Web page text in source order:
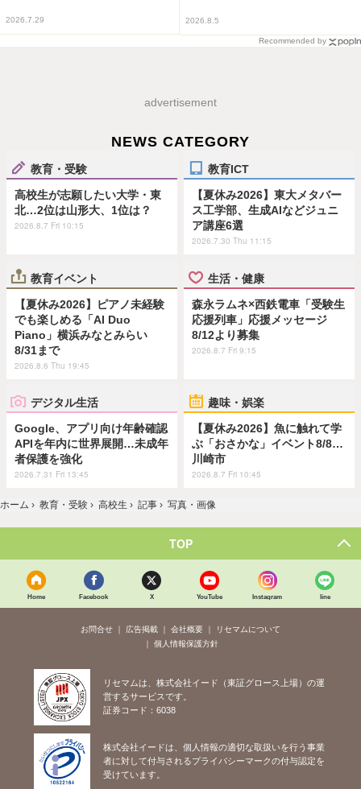
2026.7.29 2026.8.5
Recommended by
advertisement
NEWS CATEGORY
教育・受験
高校生が志願したい大学・東
北…2位は山形大、1位は？
2026.8.7 Fri 10:15
教育ICT
【夏休み2026】東大メタバー
ス工学部、生成AIなどジュニ
ア講座6選
2026.7.30 Thu 11:15
教育イベント
【夏休み2026】ピアノ未経験
でも楽しめる「AI Duo
Piano」横浜みなとみらい
8/31まで
2026.8.6 Thu 19:45
生活・健康
森永ラムネ×西鉄電車「受験生
応援列車」応援メッセージ
8/12より募集
2026.8.7 Fri 9:15
デジタル生活
Google、アプリ向け年齢確認
APIを年内に世界展開…未成年
者保護を強化
2026.7.31 Fri 13:45
趣味・娯楽
【夏休み2026】魚に触れて学
ぶ「おさかな」イベント8/8…
川崎市
2026.8.7 Fri 10:45
ホーム › 教育・受験 › 高校生 › 記事 › 写真・画像
TOP
Home Facebook X YouTube Instagram line
お問合せ 広告掲載 会社概要
リセマムについて
個人情報保護方針
リセマムは、株式会社イード（東証グロース上場）の運
営するサービスです。
証券コード：6038
株式会社イードは、個人情報の適切な取扱いを行う事業
者に対して付与されるプライバシーマークの付与認定を
受けています。